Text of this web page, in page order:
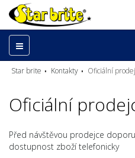
Star brite Kontakty Oficiální
Oficiální
Před návštěvou prodejce
dostupnost zboží telefonicky